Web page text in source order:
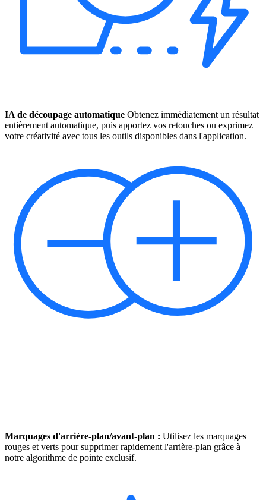
IA de découpage automatique Obtenez immédiatement un résultat
entièrement automatique, puis apportez vos retouches ou exprimez
votre créativité avec tous les outils disponibles dans l'application.
Marquages d'arrière-plan/avant-plan : Utilisez les marquages
rouges et verts pour supprimer rapidement l'arrière-plan grâce à
notre algorithme de pointe exclusif.